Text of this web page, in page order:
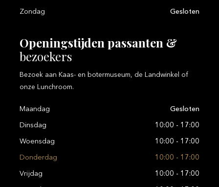
Zondag Gesloten
Openingstijden passanten &
bezoekers
Bezoek aan Kaas- en botermuseum, de Landwinkel of
onze Lunchroom.
Maandag Gesloten
Dinsdag 10:00 - 17:00
Woensdag 10:00 - 17:00
Donderdag 10:00 - 17:00
Vrijdag 10:00 - 17:00